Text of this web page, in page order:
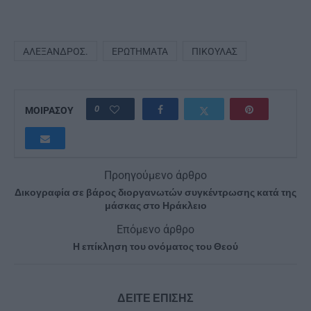
ΑΛΈΞΑΝΔΡΟΣ. ΕΡΩΤΉΜΑΤΑ ΠΊΚΟΥΛΑΣ
ΜΟΙΡΑΣΟΥ 0
Προηγούμενο άρθρο
Δικογραφία σε βάρος διοργανωτών συγκέντρωσης κατά της
μάσκας στο Ηράκλειο
Επόμενο άρθρο
Η επίκληση του ονόματος του Θεού
ΔΕΙΤΕ ΕΠΙΣΗΣ